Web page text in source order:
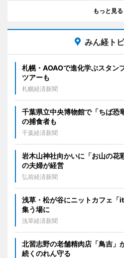
もっと見る
みん経ト
札幌・AOAOで進化学ぶスタ
ツアーも
札幌経済新聞
千葉県立中央博物館で「ちば
の捕食者も
千葉経済新聞
岩木山神社向かいに「お山の
の夫婦が経営
弘前経済新聞
浅草・松が谷にニットカフェ
集う場に
浅草経済新聞
北習志野の老舗精肉店「鳥吉
続くのれん守る